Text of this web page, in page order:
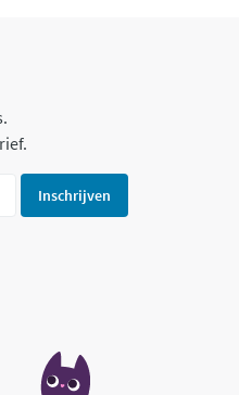
Inschrijven